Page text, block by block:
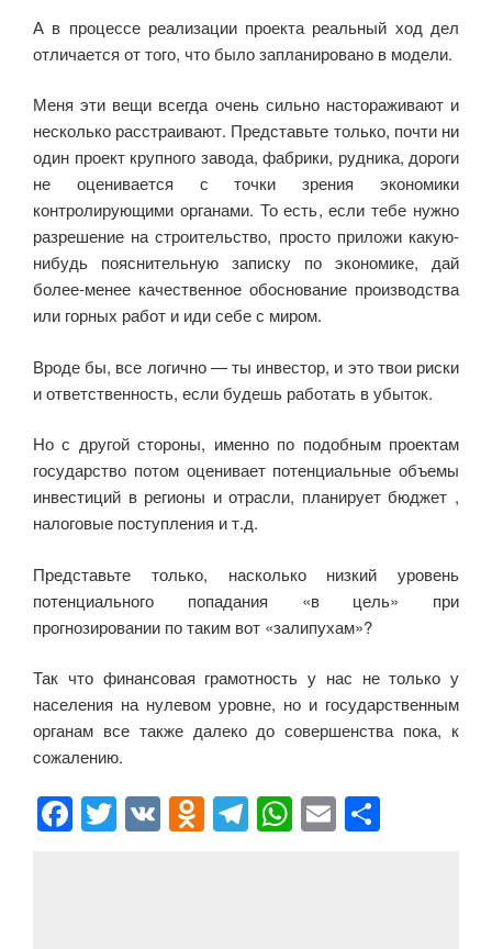
А в процессе реализации проекта реальный ход дел
отличается от того, что было запланировано в модели.
Меня эти вещи всегда очень сильно настораживают и
несколько расстраивают. Представьте только, почти ни
один проект крупного завода, фабрики, рудника, дороги
не оценивается с точки зрения экономики
контролирующими органами. То есть, если тебе нужно
разрешение на строительство, просто приложи какую-
нибудь пояснительную записку по экономике, дай
более-менее качественное обоснование производства
или горных работ и иди себе с миром.
Вроде бы, все логично — ты инвестор, и это твои риски
и ответственность, если будешь работать в убыток.
Но с другой стороны, именно по подобным проектам
государство потом оценивает потенциальные объемы
инвестиций в регионы и отрасли, планирует бюджет ,
налоговые поступления и т.д.
Представьте только, насколько низкий уровень
потенциального попадания «в цель» при
прогнозировании по таким вот «залипухам»?
Так что финансовая грамотность у нас не только у
населения на нулевом уровне, но и государственным
органам все также далеко до совершенства пока, к
сожалению.
F
a
T
wi
V
K
O
d
T
el
W
h
E
m